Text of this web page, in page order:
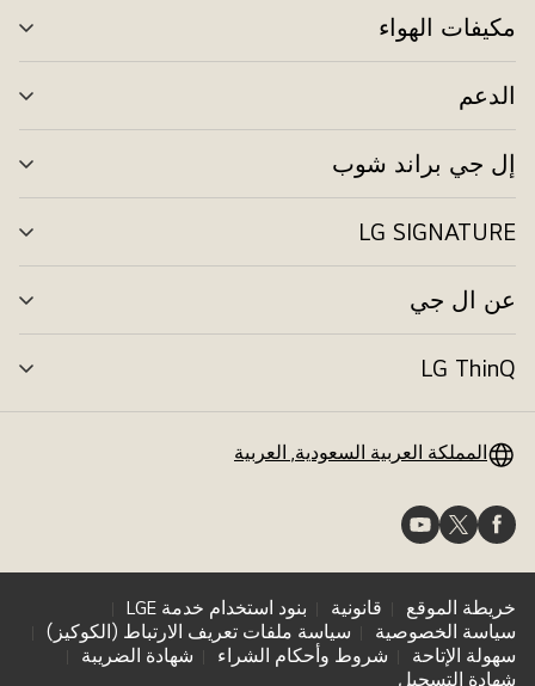
مكيفات الهواء
الدعم
إل جي براند شوب
LG SIGNATURE
عن ال جي
LG ThinQ
المملكة العربية السعودية, العربية
خريطة الموقع قانونية
بنود استخدام خدمة LGE
سياسة الخصوصية
سياسة ملفات تعريف الارتباط (الكوكيز)
سهولة الإتاحة
شروط وأحكام الشراء
شهادة الضريبة
شهادة التسجيل